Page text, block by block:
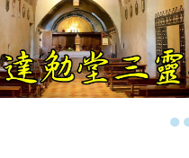
【信仰之旅
—金毓瑋 神
【信仰之旅
—金毓瑋 神
●